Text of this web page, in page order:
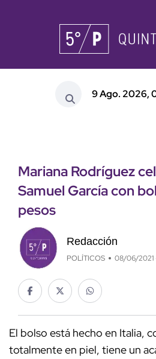
9 Ago. 2026,
Mariana Rodríguez
Samuel García con
pesos
Redacción
POLÍTICOS 08/06/2021
El bolso está hecho en Italia,
totalmente en piel, tiene un